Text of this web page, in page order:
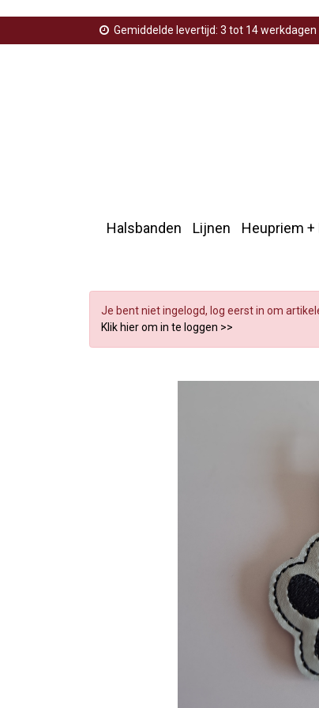
Gemiddelde levertijd: 3 tot 14 werkdagen
Halsbanden Lijnen Heupriem +
Je bent niet ingelogd, log eerst in om
Klik hier om in te loggen >>